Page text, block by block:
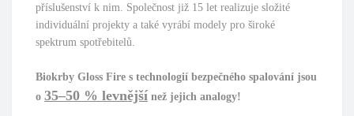
příslušenství k nim. Společnost již 15 let realizuje složité
individuální projekty a také vyrábí modely pro široké
spektrum spotřebitelů.
Biokrby Gloss Fire s technologií bezpečného spalování jsou
o 35–50 % levnější než jejich analogy!